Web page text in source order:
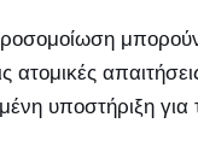
υποστήριξη για